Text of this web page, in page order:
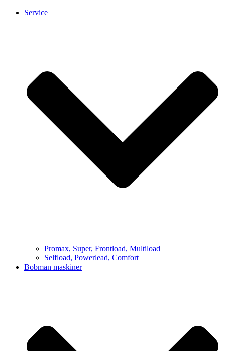
Service
Promax, Super, Frontload, Multiload
Selfload, Powerlead, Comfort
Bobman maskiner